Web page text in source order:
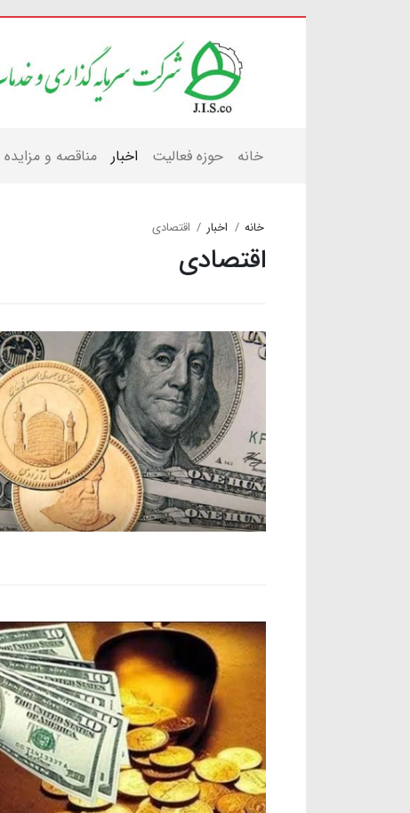
خانه حوزه فعالیت اخبار مناقصه و مزایده
خانه اخبار اقتصادی
اقتصادی